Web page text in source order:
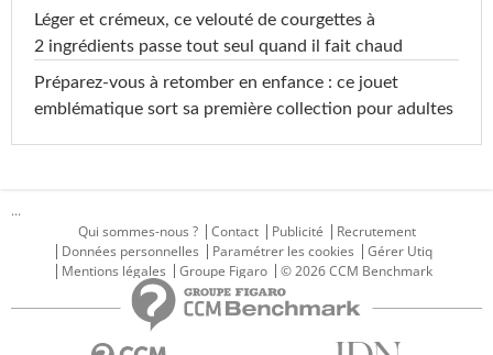
Léger et crémeux, ce velouté de courgettes à
2 ingrédients passe tout seul quand il fait chaud
Préparez-vous à retomber en enfance : ce jouet
emblématique sort sa première collection pour adultes
...
Qui sommes-nous ?
Contact Publicité
Recrutement
Données personnelles
Paramétrer les cookies
Gérer Utiq
Mentions légales
Groupe Figaro © 2026 CCM Benchmark